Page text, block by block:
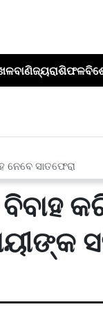
ବାଣିଜ୍ୟରାଶିଫଳ
ସାତଫେରା